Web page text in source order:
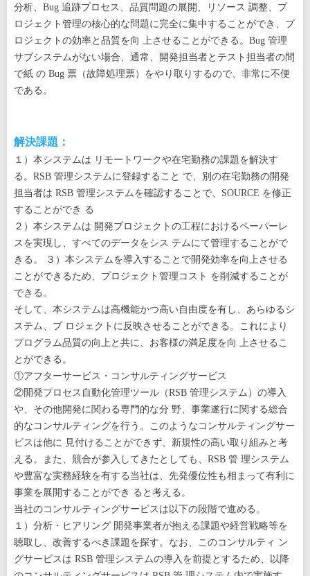
分析、Bug 追跡プロセス、品質問題の展開、リソース 調整、プ
ロジェクト管理の核心的な問題に完全に集中することができ、プ
ロジェクトの効率と品質を向 上させることができる。Bug 管理
サブシステムがない場合、通常、開発担当者とテスト担当者の間
で紙 の Bug 票（故障処理票）をやり取りするので、非常に不便
である。
解決課題：
１）本システムは リモートワークや在宅勤務の課題を解決す
る。RSB 管理システムに登録すること で、別の在宅勤務の開発
担当者は RSB 管理システムを確認することで、SOURCE を修正
することができ る
２）本システムは 開発プロジェクトの工程におけるペーパーレ
スを実現し、すべてのデータをシス テムにて管理することがで
きる。 ３）本システムを導入することで開発効率を向上させる
ことができるため、プロジェクト管理コスト を削減することが
できる。
そして、本システムは高機能かつ高い自由度を有し、あらゆるシ
ステム、プ ロジェクトに反映させることができる。これにより
プログラム品質の向上と共に、お客様の満足度を向 上させるこ
とができる。
①アフターサービス・コンサルティングサービス
②開発プロセス自動化管理ツール（RSB 管理システム）の導入
や、その他開発に関わる専門的な分 野、事業遂行に関する総合
的なコンサルティングを行う。このようなコンサルティングサー
ビスは他に 見付けることができず、新規性の高い取り組みと考
える。また、競合が参入してきたとしても、RSB 管 理システム
や豊富な実務経験を有する当社は、先発優位性も相まって有利に
事業を展開することができ ると考える。
当社のコンサルティングサービスは以下の段階で進める。
１）分析・ヒアリング 開発事業者が抱える課題や経営戦略等を
聴取し、改善するべき課題を探す。なお、このコンサルティ ン
グサービスは RSB 管理システムの導入を前提とするため、以降